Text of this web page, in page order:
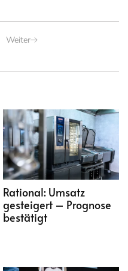
Weiter
Rational: Umsatz
gesteigert – Prognose
bestätigt